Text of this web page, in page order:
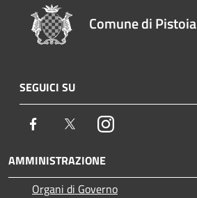
Comune di Pistoia
SEGUICI SU
Facebook TwitterInstagram
AMMINISTRAZIONE
Organi di Governo